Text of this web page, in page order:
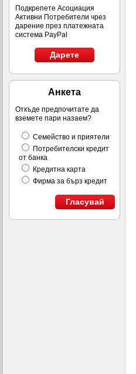
Подкрепете Асоциация
Активни Потребители чрез
дарение през платежната
система PayPal
Дарете
Анкета
Откъде предпочитате да
вземете пари назаем?
Семейство и приятели
Потребителски кредит
от банка
Кредитна карта
Фирма за бърз кредит
Гласувай